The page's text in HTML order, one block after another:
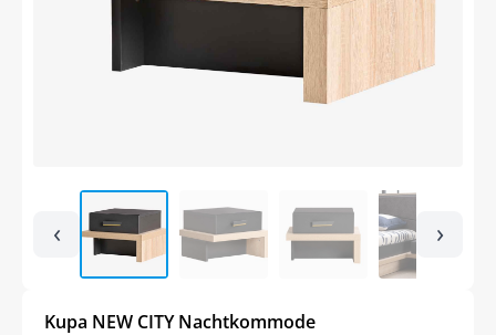
‹ ›
Kupa NEW CITY Nachtkommode